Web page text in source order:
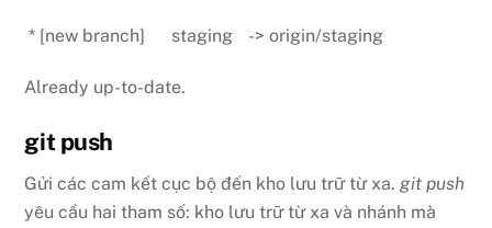
* [new branch] staging -> origin/staging
Already up-to-date.
git push
Gửi các cam kết cục bộ đến kho lưu trữ từ xa. git push
yêu cầu hai tham số: kho lưu trữ từ xa và nhánh mà